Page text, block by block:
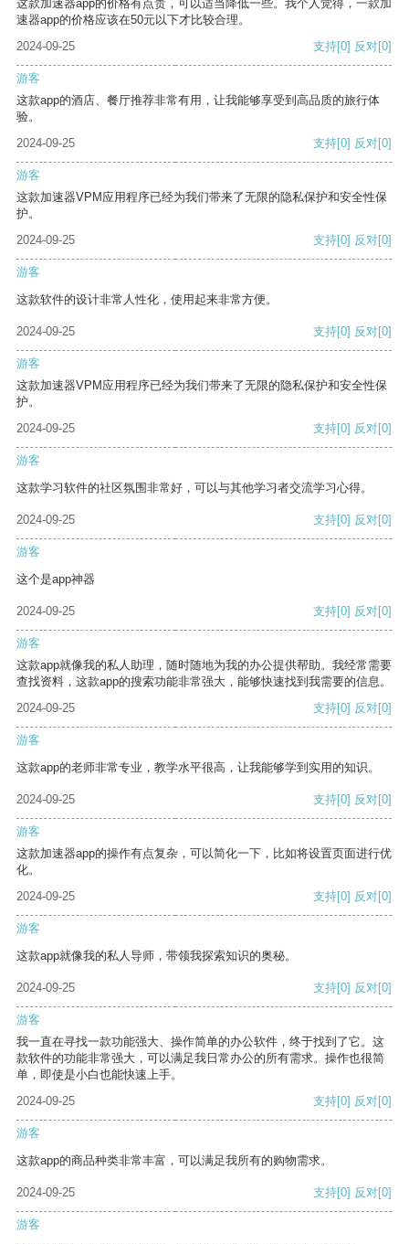
这款加速器app的价格有点贵，可以适当降低一些。我个人觉得，一款加
速器app的价格应该在50元以下才比较合理。
2024-09-25
支持[0] 反对[0]
游客
这款app的酒店、餐厅推荐非常有用，让我能够享受到高品质的旅行体
验。
2024-09-25
支持[0] 反对[0]
游客
这款加速器VPM应用程序已经为我们带来了无限的隐私保护和安全性保
护。
2024-09-25
支持[0] 反对[0]
游客
这款软件的设计非常人性化，使用起来非常方便。
2024-09-25 支持[0] 反对[0]
游客
这款加速器VPM应用程序已经为我们带来了无限的隐私保护和安全性保
护。
2024-09-25
支持[0] 反对[0]
游客
这款学习软件的社区氛围非常好，可以与其他学习者交流学习心得。
2024-09-25 支持[0] 反对[0]
游客
这个是app神器
2024-09-25 支持[0] 反对[0]
游客
这款app就像我的私人助理，随时随地为我的办公提供帮助。我经常需要
查找资料，这款app的搜索功能非常强大，能够快速找到我需要的信息。
2024-09-25
支持[0] 反对[0]
游客
这款app的老师非常专业，教学水平很高，让我能够学到实用的知识。
2024-09-25 支持[0] 反对[0]
游客
这款加速器app的操作有点复杂，可以简化一下，比如将设置页面进行优
化。
2024-09-25
支持[0] 反对[0]
游客
这款app就像我的私人导师，带领我探索知识的奥秘。
2024-09-25 支持[0] 反对[0]
游客
我一直在寻找一款功能强大、操作简单的办公软件，终于找到了它。这
款软件的功能非常强大，可以满足我日常办公的所有需求。操作也很简
单，即使是小白也能快速上手。
2024-09-25
支持[0] 反对[0]
游客
这款app的商品种类非常丰富，可以满足我所有的购物需求。
2024-09-25 支持[0] 反对[0]
游客